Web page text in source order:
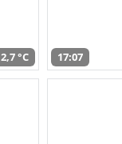
2,7 °C 17:07